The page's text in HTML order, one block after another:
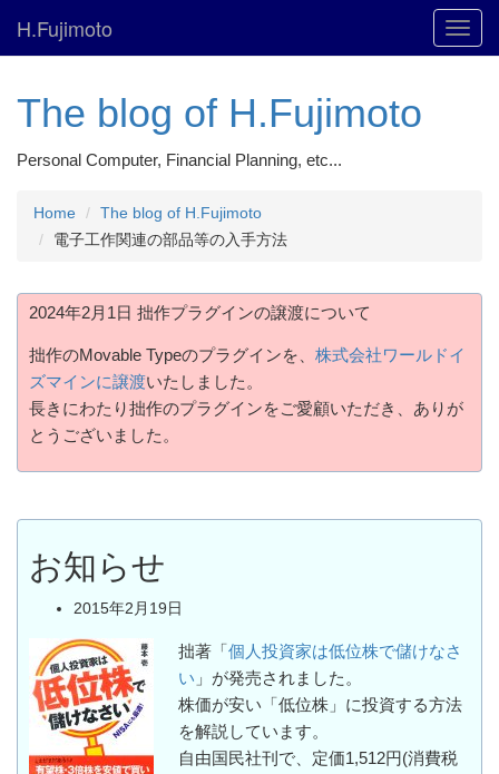
H.Fujimoto
The blog of H.Fujimoto
Personal Computer, Financial Planning, etc...
Home
The blog of H.Fujimoto
電子工作関連の部品等の入手方法
2024年2月1日 拙作プラグインの譲渡について
拙作のMovable Typeのプラグインを、 株式会社ワールドイ
ズマインに譲渡いたしました。
長きにわたり拙作のプラグインをご愛顧いただき、ありが
とうございました。
お知らせ
2015年2月19日
拙著「 個人投資家は低位株で儲けなさ
い 」が発売されました。
株価が安い「低位株」に投資する方法
を解説しています。
自由国民社刊で、定価1,512円(消費税